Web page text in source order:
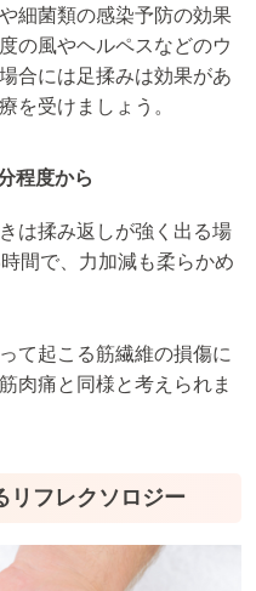
細菌類の感染予防の効果
の風やヘルペスなどのウ
合には足揉みは効果があ
を受けましょう。
程度から
は揉み返しが強く出る場
間で、力加減も柔らかめ
て起こる筋繊維の損傷に
肉痛と同様と考えられま
フレクソロジー